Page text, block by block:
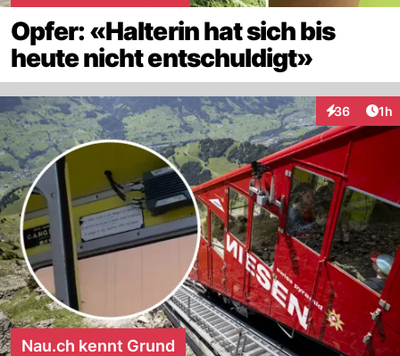
Opfer: «Halterin hat sich bis
heute nicht entschuldigt»
36
Interaktionen
1h
Nau.ch kennt Grund